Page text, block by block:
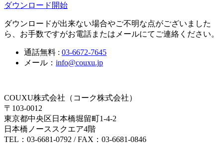
ダウンロード開始
ダウンロードが出来ない場合やご不明な点がございました
ら、お手数ですがお電話またはメールにてご連絡ください。
通話無料 : 03-6672-7645
メール： info@couxu.jp
COUXU株式会社（コーク株式会社）
〒103-0012
東京都中央区日本橋堀留町1-4-2
日本橋ノーススクエア4階
TEL：03-6681-0792 / FAX：03-6681-0846